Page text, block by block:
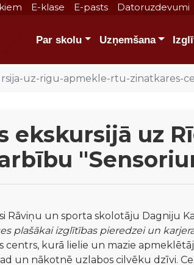
E-klase E-pasts Datoruzdevumi
Par skolu Uzņemšana
uz-rigu-apmekle-rtu-zinatkares-
ekskursijā uz
Rāviņu un sporta skolotāju Dagniju
plašākai izglītības pieredzei un
centrs, kurā lielie un mazie
un nākotnē uzlabos cilvēku dzīvi.